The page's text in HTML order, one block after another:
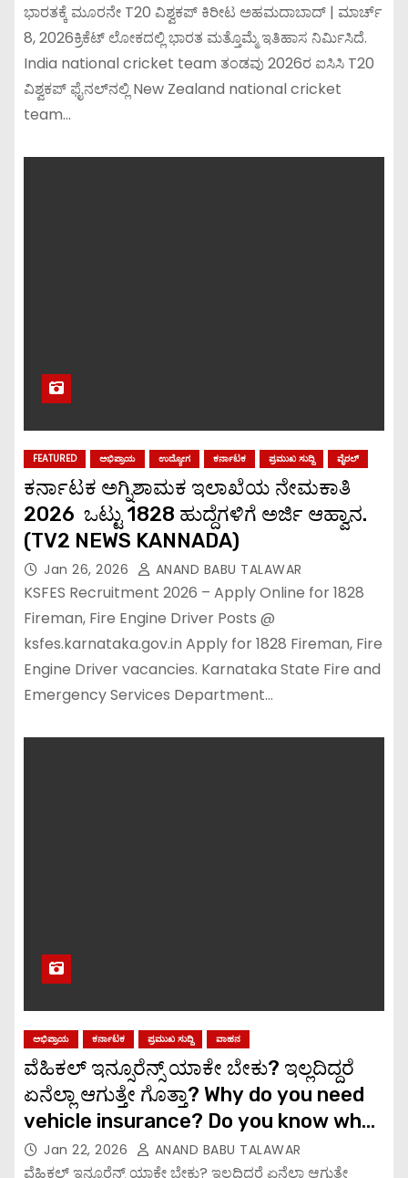
ಭಾರತಕ್ಕೆ ಮೂರನೇ T20 ವಿಶ್ವಕಪ್ ಕಿರೀಟ ಅಹಮದಾಬಾದ್ | ಮಾರ್ಚ್
8, 2026ಕ್ರಿಕೆಟ್ ಲೋಕದಲ್ಲಿ ಭಾರತ ಮತ್ತೊಮ್ಮೆ ಇತಿಹಾಸ ನಿರ್ಮಿಸಿದೆ.
India national cricket team ತಂಡವು 2026ರ ಐಸಿಸಿ T20
ವಿಶ್ವಕಪ್ ಫೈನಲ್‌ನಲ್ಲಿ New Zealand national cricket
team…
FEATURED ಅಭಿಪ್ರಾಯ ಉದ್ಯೋಗ ಕರ್ನಾಟಕ ಪ್ರಮುಖ ಸುದ್ದಿ ವೈರಲ್
ಕರ್ನಾಟಕ ಅಗ್ನಿಶಾಮಕ ಇಲಾಖೆಯ ನೇಮಕಾತಿ
2026 ಒಟ್ಟು 1828 ಹುದ್ದೆಗಳಿಗೆ ಅರ್ಜಿ ಆಹ್ವಾನ.
(TV2 NEWS KANNADA)
Jan 26, 2026 ANAND BABU TALAWAR
KSFES Recruitment 2026 – Apply Online for 1828
Fireman, Fire Engine Driver Posts @
ksfes.karnataka.gov.in Apply for 1828 Fireman, Fire
Engine Driver vacancies. Karnataka State Fire and
Emergency Services Department…
ಅಭಿಪ್ರಾಯ ಕರ್ನಾಟಕ ಪ್ರಮುಖ ಸುದ್ದಿ ವಾಹನ
ವೆಹಿಕಲ್ ಇನ್ಸೂರೆನ್ಸ್ ಯಾಕೇ ಬೇಕು? ಇಲ್ಲದಿದ್ದರೆ
ಏನೆಲ್ಲಾ ಆಗುತ್ತೇ ಗೊತ್ತಾ? Why do you need
vehicle insurance? Do you know what
happens if you don’t have it?
Jan 22, 2026 ANAND BABU TALAWAR
ವೆಹಿಕಲ್ ಇನ್ಸೂರೆನ್ಸ್ ಯಾಕೇ ಬೇಕು? ಇಲ್ಲದಿದ್ದರೆ ಏನೆಲ್ಲಾ ಆಗುತ್ತೇ